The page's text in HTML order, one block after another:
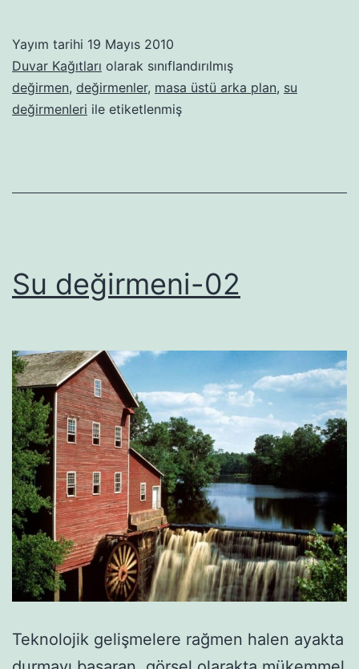
Yayım tarihi 19 Mayıs 2010
Duvar Kağıtları olarak sınıflandırılmış
değirmen, değirmenler, masa üstü arka plan, su
değirmenleri ile etiketlenmiş
Su değirmeni-02
Teknolojik gelişmelere rağmen halen ayakta